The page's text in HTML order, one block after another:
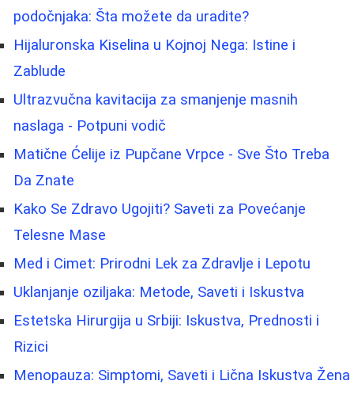
podočnjaka: Šta možete da uradite?
Hijaluronska Kiselina u Kojnoj Nega: Istine i
Zablude
Ultrazvučna kavitacija za smanjenje masnih
naslaga - Potpuni vodič
Matične Ćelije iz Pupčane Vrpce - Sve Što Treba
Da Znate
Kako Se Zdravo Ugojiti? Saveti za Povećanje
Telesne Mase
Med i Cimet: Prirodni Lek za Zdravlje i Lepotu
Uklanjanje oziljaka: Metode, Saveti i Iskustva
Estetska Hirurgija u Srbiji: Iskustva, Prednosti i
Rizici
Menopauza: Simptomi, Saveti i Lična Iskustva Žena